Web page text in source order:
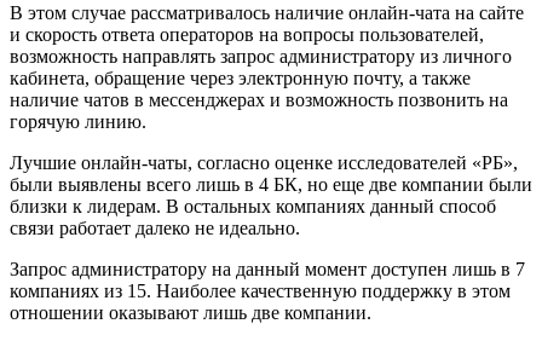
В этом случае рассматривалось наличие онлайн-чата на сайте
и скорость ответа операторов на вопросы пользователей,
возможность направлять запрос администратору из личного
кабинета, обращение через электронную почту, а также
наличие чатов в мессенджерах и возможность позвонить на
горячую линию.
Лучшие онлайн-чаты, согласно оценке исследователей «РБ»,
были выявлены всего лишь в 4 БК, но еще две компании были
близки к лидерам. В остальных компаниях данный способ
связи работает далеко не идеально.
Запрос администратору на данный момент доступен лишь в 7
компаниях из 15. Наиболее качественную поддержку в этом
отношении оказывают лишь две компании.